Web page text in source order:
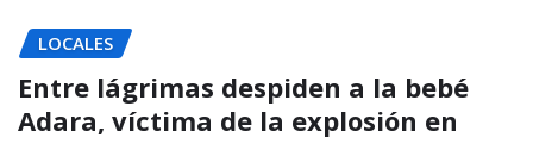
LOCALES
Entre lágrimas despiden a la bebé
Adara, víctima de la explosión en